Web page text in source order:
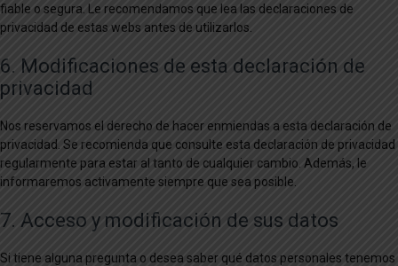
fiable o segura. Le recomendamos que lea las declaraciones de
privacidad de estas webs antes de utilizarlos.
6. Modificaciones de esta declaración de
privacidad
Nos reservamos el derecho de hacer enmiendas a esta declaración de
privacidad. Se recomienda que consulte esta declaración de privacidad
regularmente para estar al tanto de cualquier cambio. Además, le
informaremos activamente siempre que sea posible.
7. Acceso y modificación de sus datos
Si tiene alguna pregunta o desea saber qué datos personales tenemos